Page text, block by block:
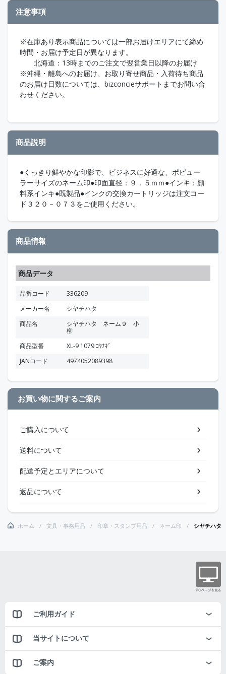
注意事項
※在庫あり表示商品については一部お届けエリアにて締め
時間・お届け予定日が異なります。
北海道：13時までのご注文で翌営業日以降のお届け
※沖縄・離島へのお届け、お取り寄せ商品・入荷待ち商品
のお届け日数については、bizconcieサポートまでお問い合
わせください。
商品説明
●くっきり鮮やかな印影で、ビジネスに好適な、ポピュー
ラーサイズのネーム印●印面直径：９．５ｍｍ●インキ：顔
料系インキ●既製品●インクの交換カートリッジは注文コー
ド３２０－０７３をご使用ください。
商品情報
商品データ
品番コード
336209
メーカー名
シヤチハタ
商品名
シヤチハタ ネーム９ 小
柳
商品型番
XL-9 1079 ｺﾔﾅｷﾞ
JANコード
4974052089398
お買い物に関するご案内
ご購入について
送料について
配送予定とエリアについて
返品について
ホーム 文具・事務用品 印章・スタンプ用品 ネーム印 シヤチハ
ご利用ガイド
当サイトについて
ご案内